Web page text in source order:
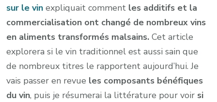
sur le vin expliquait comment les additifs et la
commercialisation ont changé de nombreux vins
en aliments transformés malsains. Cet article
explorera si le vin traditionnel est aussi sain que
de nombreux titres le rapportent aujourd’hui. Je
vais passer en revue les composants bénéfiques
du vin, puis je résumerai la littérature pour voir si